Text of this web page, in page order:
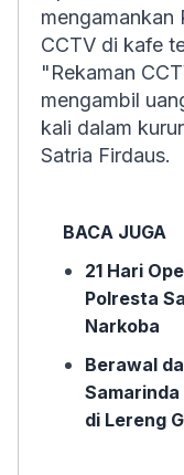
mengamankan
CCTV di kafe
"Rekaman
mengambil
kali dalam
Satria Firdaus.
BACA JUGA
21 Hari
Polresta
Narkoba
Berawal
di Lereng